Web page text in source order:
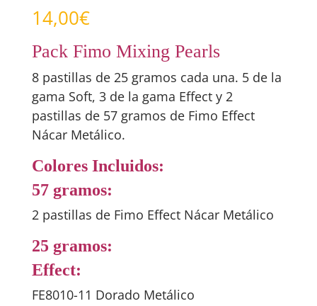
14,00€
Pack Fimo Mixing Pearls
8 pastillas de 25 gramos cada una. 5 de la
gama Soft, 3 de la gama Effect y 2
pastillas de 57 gramos de Fimo Effect
Nácar Metálico.
Colores Incluidos:
57 gramos:
2 pastillas de Fimo Effect Nácar Metálico
25 gramos:
Effect:
FE8010-11 Dorado Metálico